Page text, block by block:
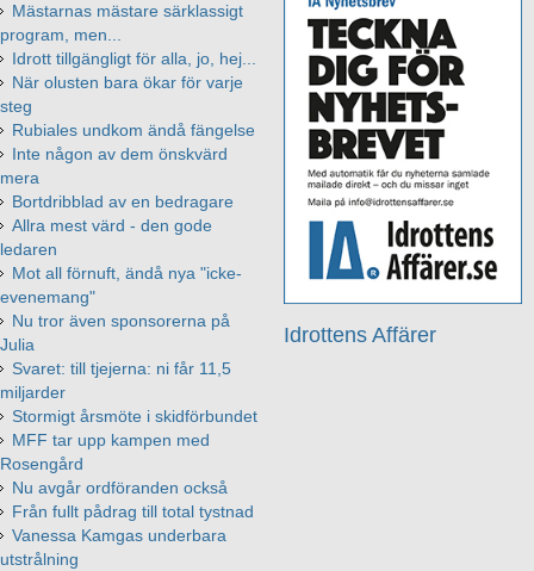
Idrottens Affärer
Mästarnas mästare särklassigt
program, men...
Idrott tillgängligt för alla, jo, hej...
När olusten bara ökar för varje
steg
Rubiales undkom ändå fängelse
Inte någon av dem önskvärd
mera
Bortdribblad av en bedragare
Allra mest värd - den gode
ledaren
Mot all förnuft, ändå nya "icke-
evenemang"
Nu tror även sponsorerna på
Julia
Svaret: till tjejerna: ni får 11,5
miljarder
Stormigt årsmöte i skidförbundet
MFF tar upp kampen med
Rosengård
Nu avgår ordföranden också
Från fullt pådrag till total tystnad
Vanessa Kamgas underbara
utstrålning